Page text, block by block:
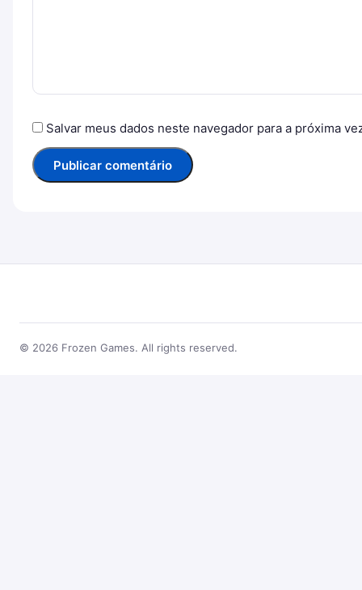
Salvar meus dados neste navegador para a próxima
© 2026 Frozen Games. All rights reserved.